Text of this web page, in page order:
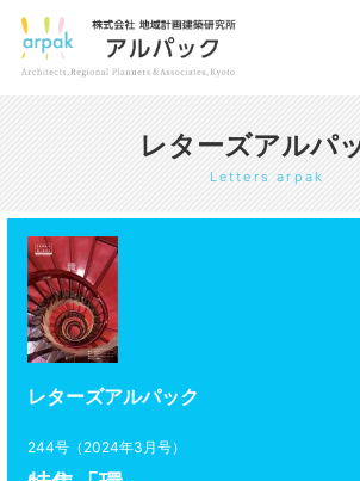
レターズアルパ
Letters arpak
レターズアルパック
244号（2024年3月号）